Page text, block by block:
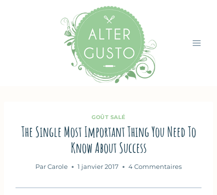
GOÛT SALÉ
The Single Most Important Thing You Need To
Know About Success
Par Carole 1 janvier 2017 4 Commentaires